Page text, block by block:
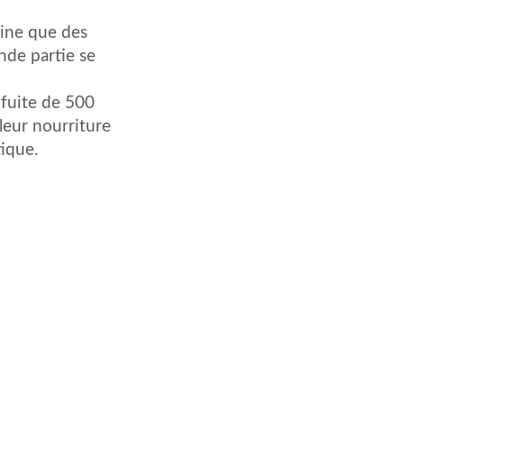
que des
partie se
fuite de 500
leur nourriture